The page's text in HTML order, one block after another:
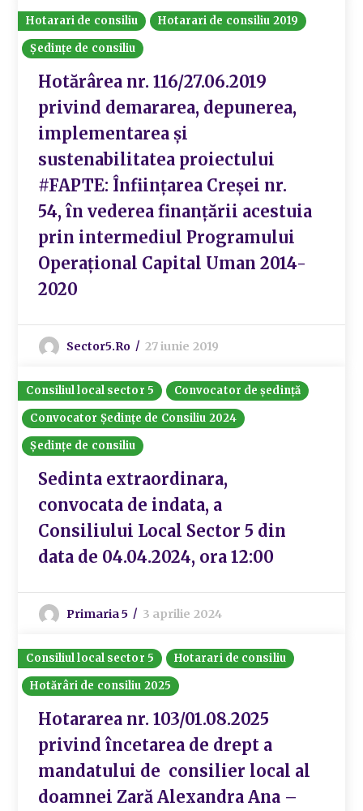
Hotarari de consiliu
Hotarari de consiliu 2019
Ședințe de consiliu
Hotărârea nr. 116/27.06.2019
privind demararea, depunerea,
implementarea și
sustenabilitatea proiectului
#FAPTE: Înființarea Creșei nr.
54, în vederea finanțării acestuia
prin intermediul Programului
Operațional Capital Uman 2014-
2020
Sector5.ro 27 iunie 2019
Consiliul local sector 5
Convocator de ședință
Convocator Ședințe de Consiliu 2024
Ședințe de consiliu
Sedinta extraordinara,
convocata de indata, a
Consiliului Local Sector 5 din
data de 04.04.2024, ora 12:00
Primaria 5 3 aprilie 2024
Consiliul local sector 5
Hotarari de consiliu
Hotărâri de consiliu 2025
Hotararea nr. 103/01.08.2025
privind încetarea de drept a
mandatului de consilier local al
doamnei Zară Alexandra Ana –